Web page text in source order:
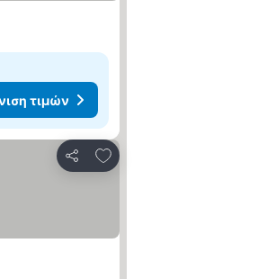
τιμών
Κοινοποίηση
Προσθήκη στα αγαπημένα